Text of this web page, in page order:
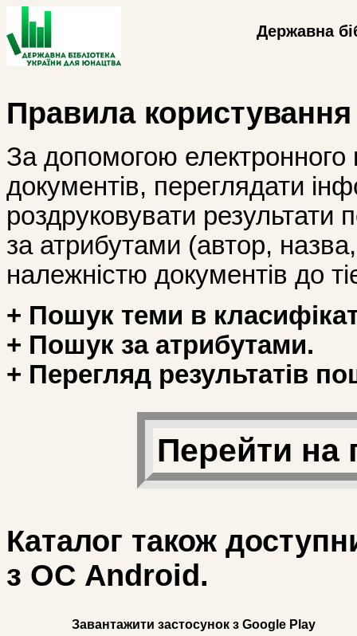
Державна
Правила
За допомогою
документів, переглядати
роздруковувати
за атрибутами (автор, назва,
належністю документів до
+ Пошук теми в
+ Пошук за атрибутами.
+ Перегляд результатів
Перейти на
Каталог також
з ОС Android.
Завантажити застосунок з Google Play